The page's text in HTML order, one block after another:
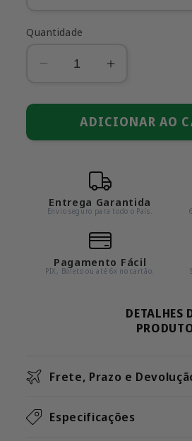
Quantidade
Diminuir
quantidade
Lamborghini
1:24
Aumentar
quantidade
de
Escala
1:24
ADICIONAR AO
Entrega Garantida
Envio seguro para todo o País.
Pagamento Fácil
PIX, Boleto ou até 6x no cartão.
DETALHES
Frete, Prazo e
Especificações